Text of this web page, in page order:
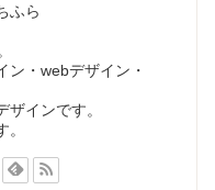
ふら
ン・webデザイン・
インです。